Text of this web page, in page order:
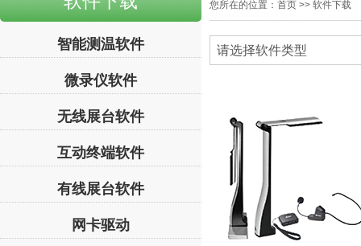
智能测温软件
微录仪软件
无线展台软件
互动终端软件
有线展台软件
网卡驱动
您所在的位置：首页 >> 软件下载